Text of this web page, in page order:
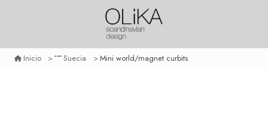
Inicio Suecia Mini world/magnet curbits